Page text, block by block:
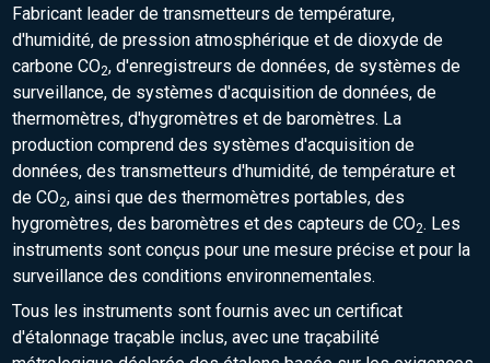
Fabricant leader de transmetteurs de température,
d'humidité, de pression atmosphérique et de dioxyde de
carbone CO2, d'enregistreurs de données, de systèmes de
surveillance, de systèmes d'acquisition de données, de
thermomètres, d'hygromètres et de baromètres. La
production comprend des systèmes d'acquisition de
données, des transmetteurs d'humidité, de température et
de CO2, ainsi que des thermomètres portables, des
hygromètres, des baromètres et des capteurs de CO2. Les
instruments sont conçus pour une mesure précise et pour la
surveillance des conditions environnementales.
Tous les instruments sont fournis avec un certificat
d'étalonnage traçable inclus, avec une traçabilité